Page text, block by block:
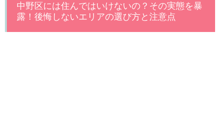
中野区には住んではいけないの？その実態を暴
露！後悔しないエリアの選び方と注意点